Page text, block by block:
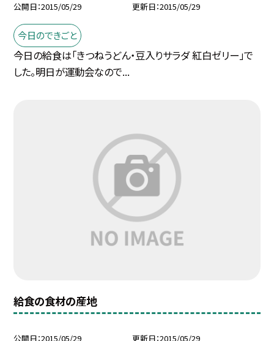
公開日 2015/05/29 更新日 2015/05/29
今日のできごと
今日の給食は「きつねうどん・豆入りサラダ 紅白ゼリー」で
した。明日が運動会なので...
給食の食材の産地
公開日 2015/05/29 更新日 2015/05/29